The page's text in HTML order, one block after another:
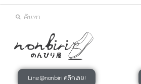
Line @nonbiri คลิกเลย!